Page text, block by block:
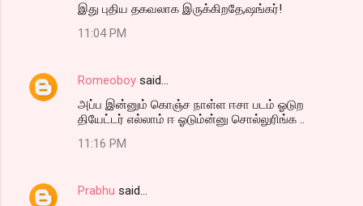
இது புதிய தகவலாக இருக்கிறதே,ஷங்கர்!
11:04 PM
Romeoboy said…
அப்ப இன்னும் கொஞ்ச நாள்ள ஈசா படம் ஓடுற
தியேட்டர் எல்லாம் ஈ ஓடும்ன்னு சொல்லுரிங்க ..
11:16 PM
Prabhu said…